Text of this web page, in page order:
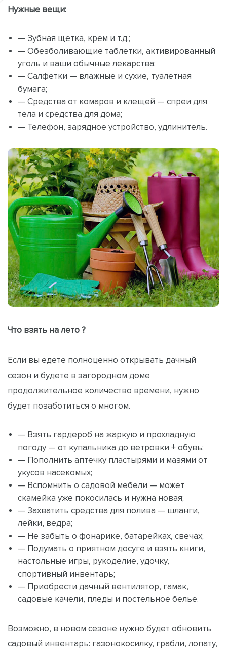
Нужные вещи:
— Зубная щетка, крем и т.д.;
— Обезболивающие таблетки, активированный
уголь и ваши обычные лекарства;
— Салфетки — влажные и сухие, туалетная
бумага;
— Средства от комаров и клещей — спреи для
тела и средства для дома;
— Телефон, зарядное устройство, удлинитель.
Что взять на лето ?
Если вы едете полноценно открывать дачный
сезон и будете в загородном доме
продолжительное количество времени, нужно
будет позаботиться о многом.
— Взять гардероб на жаркую и прохладную
погоду — от купальника до ветровки + обувь;
— Пополнить аптечку пластырями и мазями от
укусов насекомых;
— Вспомнить о садовой мебели — может
скамейка уже покосилась и нужна новая;
— Захватить средства для полива — шланги,
лейки, ведра;
— Не забыть о фонарике, батарейках, свечах;
— Подумать о приятном досуге и взять книги,
настольные игры, рукоделие, удочку,
спортивный инвентарь;
— Приобрести дачный вентилятор, гамак,
садовые качели, пледы и постельное белье.
Возможно, в новом сезоне нужно будет обновить
садовый инвентарь: газонокосилку, грабли, лопату,